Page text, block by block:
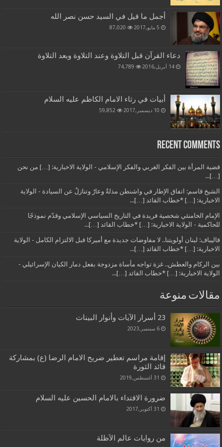
أجمل ما قيل في السيد حسن نصر الله
5 مايو,2017 87,020
دعاء القرآن قبل التلاوة وعند التلاوة وبعد التلاوة
14 أبريل,2016 74,789
أبيات في رثاء الامام الكاظم عليه السلام
10 ديسمبر,2017 59,852
Recent Comments
قضية المرأة بين الفكر الغربي والفكر الإسلامي - الولاية الاخبارية: […] من نحن
[…]...
الشيخ قاسم: اتفاق الإطار في واشنطن مذلةٌ وعارٌ وتنازلٌ عن السيادة - الولاية
الاخبارية: […] *خطاب القائد […]...
الإمام الخامنئي شخصية فريدة في التاريخ السياسي الإسلامي وقدّم نموذجًا
للحاكمية - الولاية الاخبارية: […] *خطاب القائد […]...
قاليباف: لبنان أولويتنا.. لا مفاوضات جديدة مع أميركا قبل الالتزام الكامل - الولاية
الاخبارية: […] *خطاب القائد […]...
بين الركام والعطش.. غزة تواجه مأساة مزدوجة بفعل دمار الكيان الإسرائيلي -
الولاية الاخبارية: […] *خطاب القائد […]...
مقالات منوعة
23 أسرار الآيات وأنوار البينات
6 سبتمبر,2023
إقامة مراسم تعطير ضريح الامام الرضا (ع) بمشاركة
قائد الثورة
31 أغسطس,2019
ضرورة الاقتداء بالامام الحسين عليه السلام
31 أكتوبر,2017
من روايات عالم الاَظلة